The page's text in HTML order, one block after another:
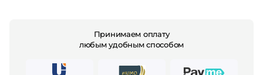
Принимаем оплату
любым удобным способом